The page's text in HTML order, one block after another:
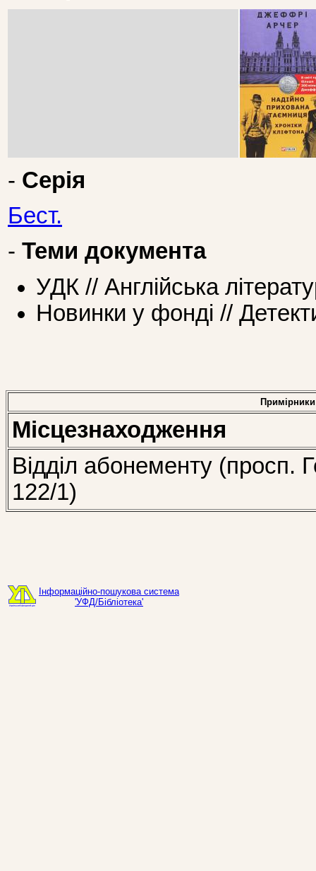
- Серія
Бест.
- Теми документа
УДК // Англійська
Новинки у фонді //
Примірники
Місцезнаходження
Відділ абонементу (просп.
122/1)
Інформаційно-пошукова система
'УФД/Бібліотека'